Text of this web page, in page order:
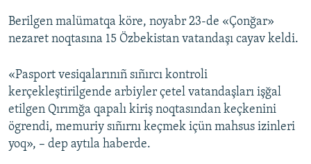
Berilgen malümatqa köre, noyabr 23-de «Çonğar»
nezaret noqtasına 15 Özbekistan vatandaşı cayav keldi.
«Pasport vesiqalarınıñ sıñırcı kontroli
kerçekleştirilgende arbiyler çetel vatandaşları işğal
etilgen Qırımğa qapalı kiriş noqtasından keçkenini
ögrendi, memuriy sıñırnı keçmek içün mahsus izinleri
yoq», – dep aytıla haberde.